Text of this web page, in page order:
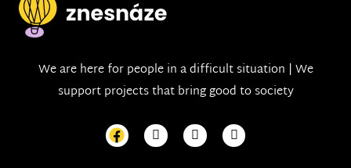
We are here for people in a difficult situation | We
support projects that bring good to society